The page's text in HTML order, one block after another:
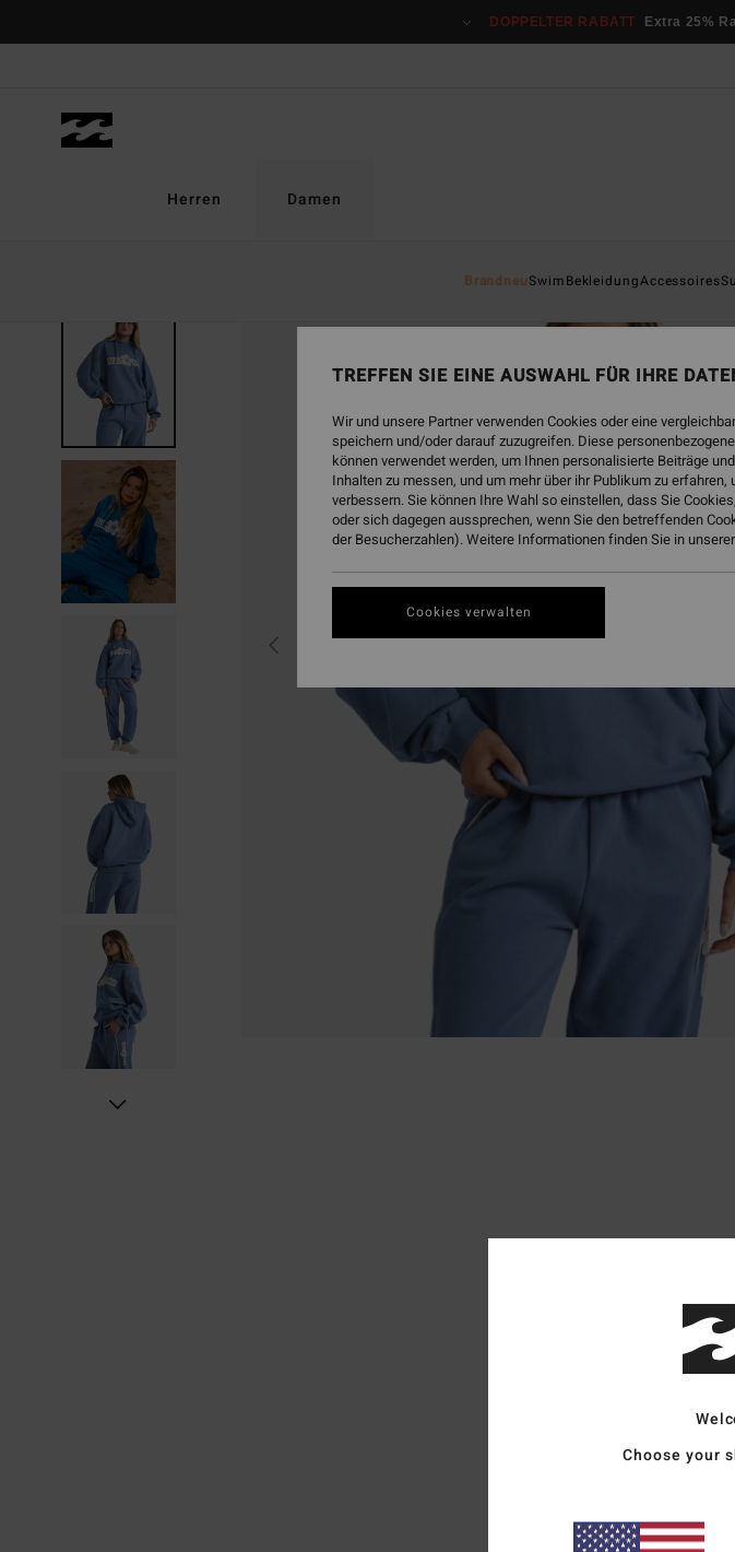
DOPPELTER RABATT Extra 25%
Herren Damen
BrandneuSwimBekleidungAccessoires
Choose your
TREFFEN SIE EINE AUSWAHL FÜR IHRE
Wir und unsere Partner verwenden Cookies oder eine
speichern und/oder darauf zuzugreifen. Diese
können verwendet werden, um Ihnen personalisierte Beiträge
Inhalten zu messen, und um mehr über ihr Publikum zu
verbessern. Sie können Ihre Wahl so einstellen, dass Sie
oder sich dagegen aussprechen, wenn Sie den betreffenden
der Besucherzahlen). Weitere Informationen finden Sie in
Cookies verwalten